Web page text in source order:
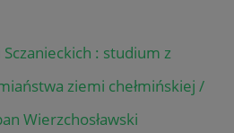
: studium z
ziemi chełmińskiej /
Wierzchosławski